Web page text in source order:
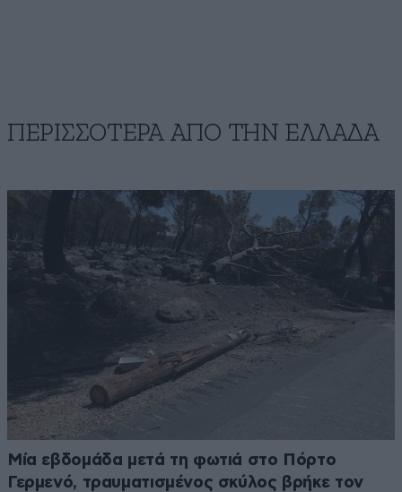
ΠΕΡΙΣΣΟΤΕΡΑ ΑΠΟ ΤΗΝ ΕΛΛΑΔΑ
Μία εβδομάδα μετά τη φωτιά στο Πόρτο
Γερμενό, τραυματισμένος σκύλος βρήκε τον